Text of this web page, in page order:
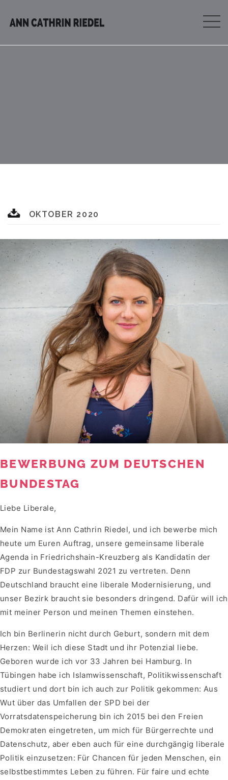
OKTOBER 2020
BEWERBUNG ZUM DEUTSCHEN
BUNDESTAG
Liebe Liberale,
Mein Name ist Ann Cathrin Riedel, und ich bewerbe mich
heute um Euren Auftrag, unsere gemeinsame liberale
Agenda in Friedrichshain-Kreuzberg als Kandidatin der
FDP zur Bundestagswahl 2021 zu vertreten. Denn
Deutschland braucht eine liberale Modernisierung, und
unser Bezirk braucht sie besonders dringend. Dafür will ich
mit meiner Person und meinen Themen einstehen.
Ich bin Berlinerin nicht durch Geburt, sondern mit dem
Herzen: Weil ich diese Stadt und ihr Potenzial liebe.
Geboren wurde ich vor 33 Jahren bei Hamburg. In
Tübingen habe ich Islamwissenschaft, Politikwissenschaft
studiert und dort bin ich auch zur Politik gekommen: Aus
Wut über das Umfallen der SPD bei der
Vorratsdatenspeicherung bin ich 2015 bei den Freien
Demokraten eingetreten, um mich für Bürgerrechte und
Datenschutz, aber eben auch für eine durchgängig liberale
Politik einzusetzen: Für Chancen für jeden Menschen, ein
selbstbestimmtes Leben zu führen. Für faire und echte